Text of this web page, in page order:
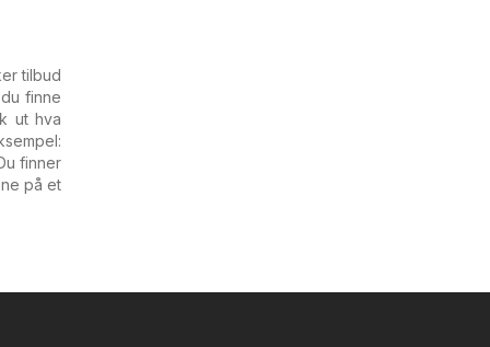
tilbud
finne
ut hva
finner
på et